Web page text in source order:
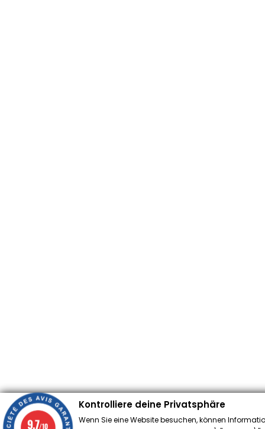
Kontrolliere deine Privatsphäre
Wenn Sie eine Website besuchen, können
9.7/10